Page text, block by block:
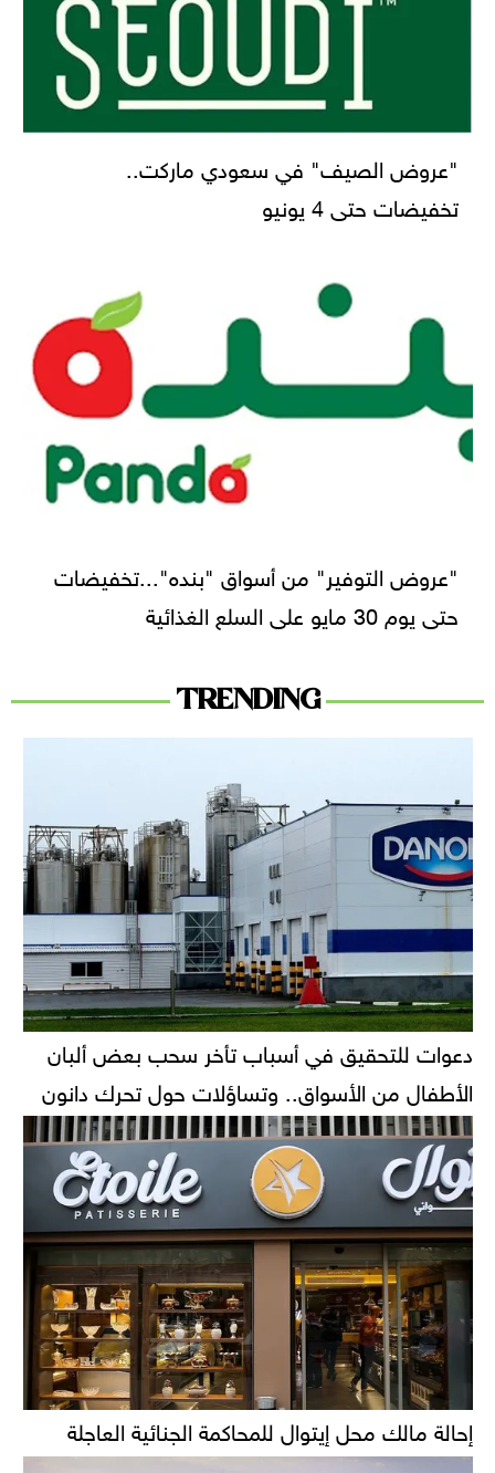
"عروض الصيف" في سعودي ماركت..
تخفيضات حتى 4 يونيو
"عروض التوفير" من أسواق "بنده"...تخفيضات
حتى يوم 30 مايو على السلع الغذائية
TRENDING
دعوات للتحقيق في أسباب تأخر سحب بعض ألبان
الأطفال من الأسواق.. وتساؤلات حول تحرك دانون
إحالة مالك محل إيتوال للمحاكمة الجنائية العاجلة